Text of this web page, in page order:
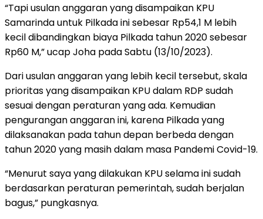
“Tapi usulan anggaran yang disampaikan KPU
Samarinda untuk Pilkada ini sebesar Rp54,1 M lebih
kecil dibandingkan biaya Pilkada tahun 2020 sebesar
Rp60 M,” ucap Joha pada Sabtu (13/10/2023).
Dari usulan anggaran yang lebih kecil tersebut, skala
prioritas yang disampaikan KPU dalam RDP sudah
sesuai dengan peraturan yang ada. Kemudian
pengurangan anggaran ini, karena Pilkada yang
dilaksanakan pada tahun depan berbeda dengan
tahun 2020 yang masih dalam masa Pandemi Covid-19.
“Menurut saya yang dilakukan KPU selama ini sudah
berdasarkan peraturan pemerintah, sudah berjalan
bagus,” pungkasnya.